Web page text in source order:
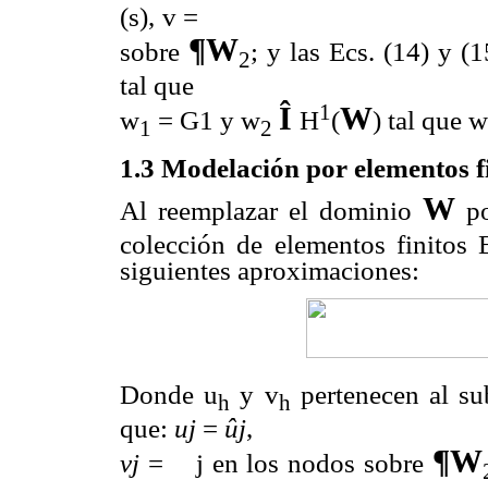
(s), v =
sobre ¶W2; y las Ecs. (14) y
tal que
w1 = G1 y w2 Î H1 (W) tal que
1.3 Modelación por elementos
Al reemplazar el dominio W
colección de elementos
siguientes aproximaciones:
Donde uh y vh pertenecen al
que: uj = ûj,
vj = j en los nodos sobre ¶W